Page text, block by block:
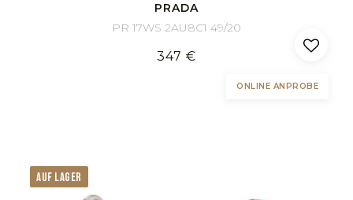
PRADA
PR 17WS 2AU8C1 49/20
347 €
ONLINE ANPROBE
AUF LAGER